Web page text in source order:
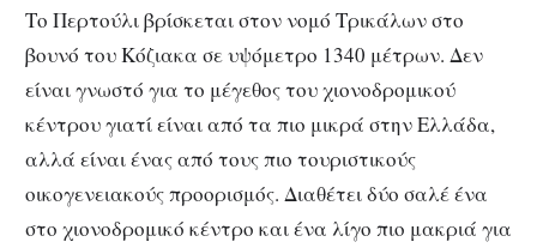
Το Περτούλι βρίσκεται στον νομό Τρικάλων στο
βουνό του Κόζιακα σε υψόμετρο 1340 μέτρων. Δεν
είναι γνωστό για το μέγεθος του χιονοδρομικού
κέντρου γιατί είναι από τα πιο μικρά στην Ελλάδα,
αλλά είναι ένας από τους πιο τουριστικούς
οικογενειακούς προορισμός. Διαθέτει δύο σαλέ ένα
στο χιονοδρομικό κέντρο και ένα λίγο πιο μακριά για